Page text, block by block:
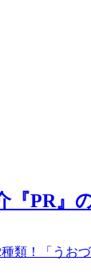
『PR』
類！「うお